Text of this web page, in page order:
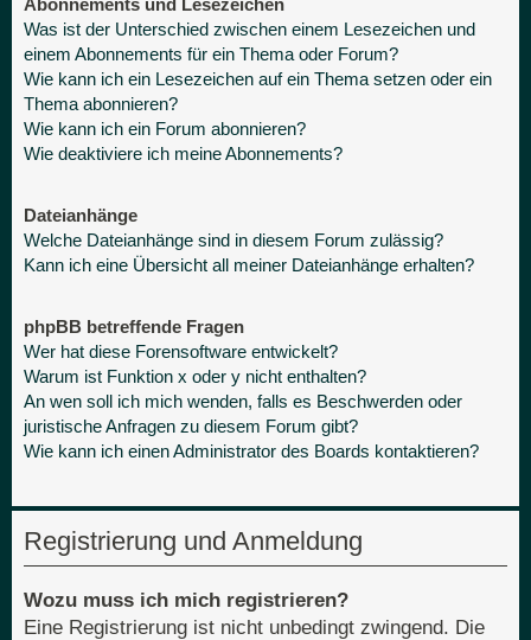
Abonnements und Lesezeichen
Was ist der Unterschied zwischen einem Lesezeichen und
einem Abonnements für ein Thema oder Forum?
Wie kann ich ein Lesezeichen auf ein Thema setzen oder ein
Thema abonnieren?
Wie kann ich ein Forum abonnieren?
Wie deaktiviere ich meine Abonnements?
Dateianhänge
Welche Dateianhänge sind in diesem Forum zulässig?
Kann ich eine Übersicht all meiner Dateianhänge erhalten?
phpBB betreffende Fragen
Wer hat diese Forensoftware entwickelt?
Warum ist Funktion x oder y nicht enthalten?
An wen soll ich mich wenden, falls es Beschwerden oder
juristische Anfragen zu diesem Forum gibt?
Wie kann ich einen Administrator des Boards kontaktieren?
Registrierung und Anmeldung
Wozu muss ich mich registrieren?
Eine Registrierung ist nicht unbedingt zwingend. Die